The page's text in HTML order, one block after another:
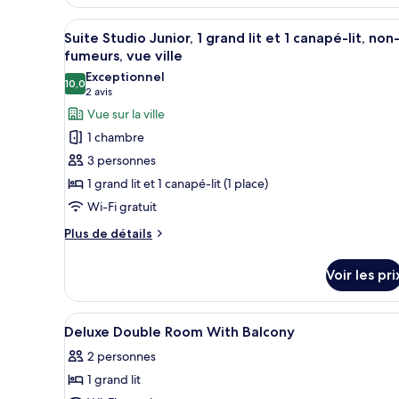
type
de
chambre
Chambre
Double
Deluxe
Afficher
toutes
les
photos
pour
ce
type
de
chambre :
Suite
Studio
grand
lit
et
1
canapé-
Une chambre d’hôtel
16
Suite Studio Junior, 1 grand lit et 1 canapé-lit, non-
fumeurs, vue ville
10,010,0 sur 10
Exceptionnel
2 avis
(2 avis)
Vue sur la ville
1 chambre
3 personnes
1 grand lit et 1 canapé-lit (1 place)
Wi-Fi gratuit
Plus de détails
Plus
le
type
de
Suite
Studio
Voir les
Afficher
toutes
les
photos
Une chambre d’hôtel
15
Deluxe Double Room With Balcony
2 personnes
1 grand lit